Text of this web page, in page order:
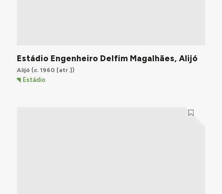
Estádio Engenheiro Delfim Magalhães, Alijó
Alijó(c. 1960 [atr.])
Estádio